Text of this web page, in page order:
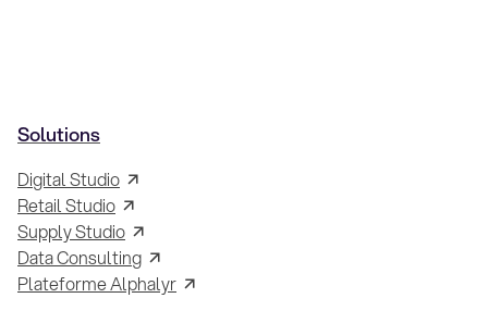
Solutions
Digital Studio
Retail Studio
Supply Studio
Data Consulting
Plateforme Alphalyr